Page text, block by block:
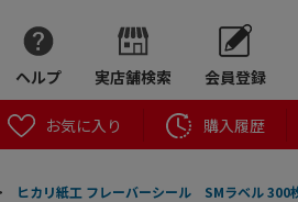
ヘルプ 実店舗検索 会員登録
お気に入り 購入履歴
ヒカリ紙工 フレーバーシール SMラベル